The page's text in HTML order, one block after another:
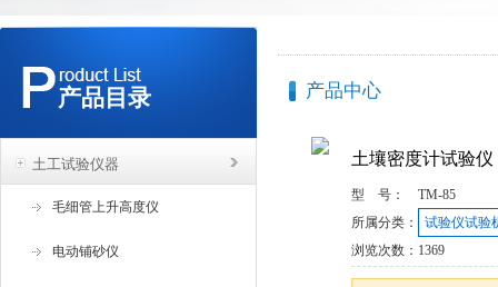
产品目录
土工试验仪器
毛细管上升高度仪
电动铺砂仪
产品中心
土壤密度计试验仪
型 号：
TM-85
所属分类：
试验仪试验
浏览次数： 1369